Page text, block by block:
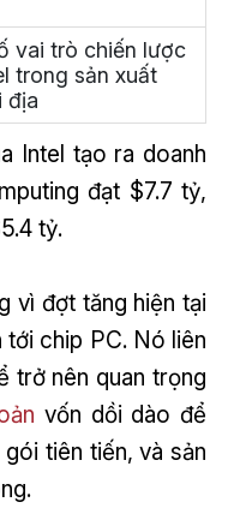
vai trò chiến lược
trong sản xuất
địa
Intel tạo ra doanh
đạt $7.7 tỷ,
tỷ.
vì đợt tăng hiện tại
tới chip PC. Nó liên
trở nên quan trọng
vốn dồi dào để
tiên tiến, và sản